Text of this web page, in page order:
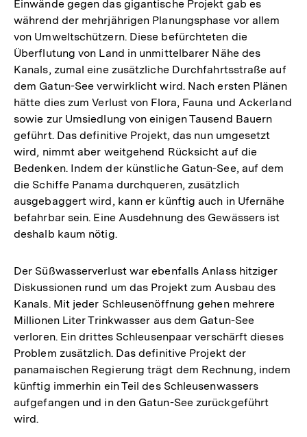
Einwände gegen das gigantische Projekt gab es
während der mehrjährigen Planungsphase vor allem
von Umweltschützern. Diese befürchteten die
Überflutung von Land in unmittelbarer Nähe des
Kanals, zumal eine zusätzliche Durchfahrtsstraße auf
dem Gatun-See verwirklicht wird. Nach ersten Plänen
hätte dies zum Verlust von Flora, Fauna und Ackerland
sowie zur Umsiedlung von einigen Tausend Bauern
geführt. Das definitive Projekt, das nun umgesetzt
wird, nimmt aber weitgehend Rücksicht auf die
Bedenken. Indem der künstliche Gatun-See, auf dem
die Schiffe Panama durchqueren, zusätzlich
ausgebaggert wird, kann er künftig auch in Ufernähe
befahrbar sein. Eine Ausdehnung des Gewässers ist
deshalb kaum nötig.
Der Süßwasserverlust war ebenfalls Anlass hitziger
Diskussionen rund um das Projekt zum Ausbau des
Kanals. Mit jeder Schleusenöffnung gehen mehrere
Millionen Liter Trinkwasser aus dem Gatun-See
verloren. Ein drittes Schleusenpaar verschärft dieses
Problem zusätzlich. Das definitive Projekt der
panamaischen Regierung trägt dem Rechnung, indem
künftig immerhin ein Teil des Schleusenwassers
aufgefangen und in den Gatun-See zurückgeführt
wird.